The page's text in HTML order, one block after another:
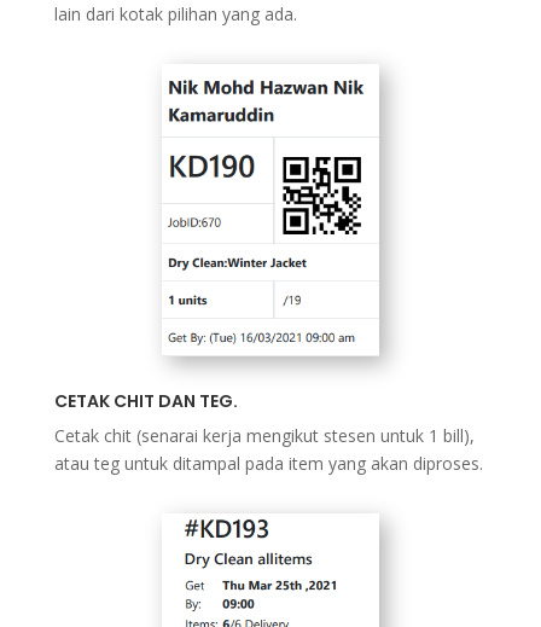
lain dari kotak pilihan yang ada.
CETAK CHIT DAN TEG.
Cetak chit (senarai kerja mengikut stesen untuk 1 bill),
atau teg untuk ditampal pada item yang akan diproses.